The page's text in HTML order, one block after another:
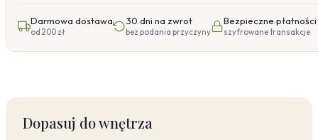
Darmowa dostawa
od 200 zł
30 dni na zwrot
bez podania przyczyny
Bezpieczne płatności
szyfrowane transakcje
Dopasuj do wnętrza